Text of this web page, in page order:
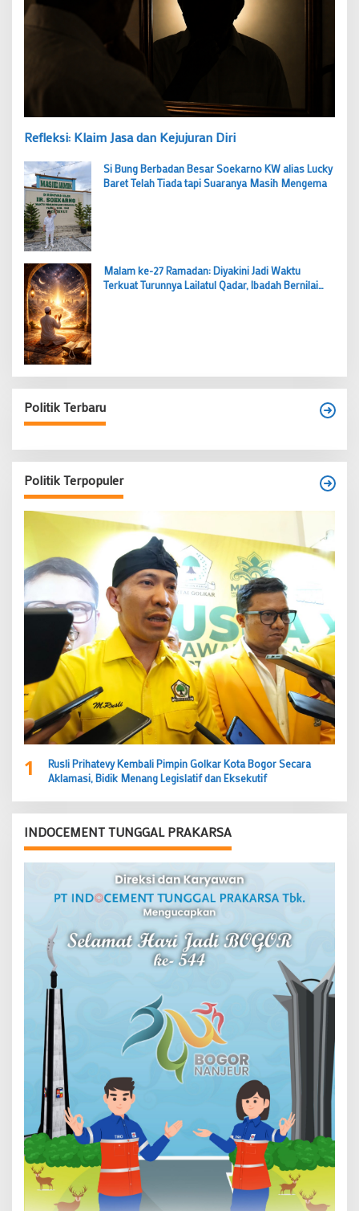
Refleksi: Klaim Jasa dan Kejujuran Diri
Si Bung Berbadan Besar Soekarno KW alias Lucky
Baret Telah Tiada tapi Suaranya Masih Mengema
Malam ke-27 Ramadan: Diyakini Jadi Waktu
Terkuat Turunnya Lailatul Qadar, Ibadah Bernilai
Politik Terbaru
Politik Terpopuler
1
Rusli Prihatevy Kembali Pimpin Golkar Kota Bogor Secara
Aklamasi, Bidik Menang Legislatif dan Eksekutif
INDOCEMENT TUNGGAL PRAKARSA